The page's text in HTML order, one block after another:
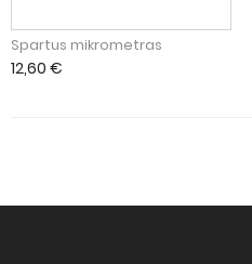
Spartus mikrometras
12,60 €